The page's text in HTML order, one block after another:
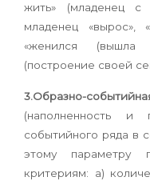
жить» (младенец с
младенец «вырос»,
«женился (вышла
(построение своей
3.Образно-
(наполненность и
событийного ряда в
этому параметру
критериям: а)